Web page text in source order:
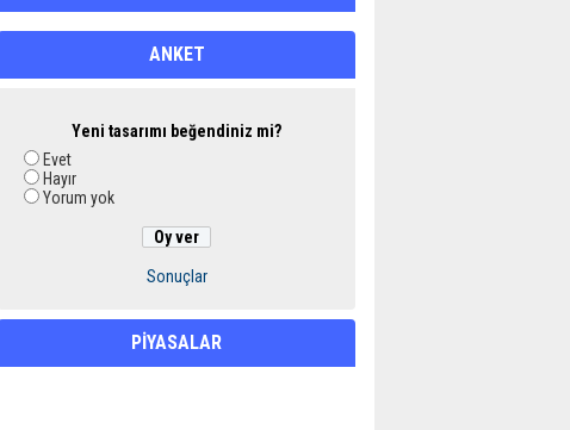
ANKET
Yeni tasarımı beğendiniz mi?
Evet
Hayır
Yorum yok
Sonuçlar
PİYASALAR